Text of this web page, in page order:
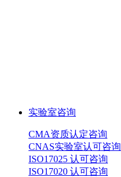
实验室咨询
CMA资质认定咨询
CNAS实验室认可咨询
ISO17025 认可咨询
ISO17020 认可咨询